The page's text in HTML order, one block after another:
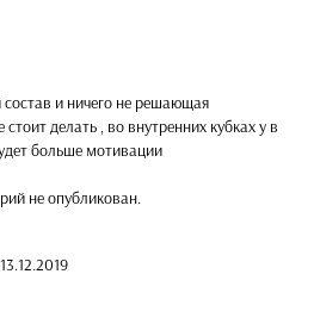
и ничего не решающая
делать , во внутренних кубках у в
больше мотивации
не опубликован.